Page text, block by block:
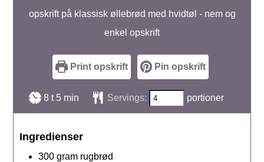
opskrift på klassisk øllebrød med hvidtøl - nem og
enkel opskrift
Print opskrift Pin opskrift
8timer
t 5minutter
min Servings: portioner
Ingredienser
300 gram rugbrød